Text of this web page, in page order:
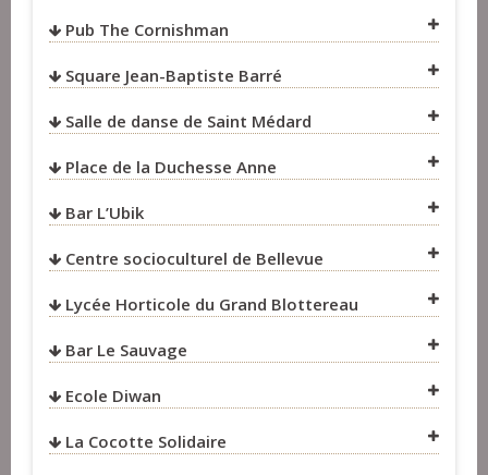
VOIR SUR LA CARTE
Pub The Cornishman
VOIR SUR LA CARTE
Square Jean-Baptiste Barré
VOIR SUR LA CARTE
Salle de danse de Saint Médard
VOIR SUR LA CARTE
Place de la Duchesse Anne
VOIR SUR LA CARTE
Bar L’Ubik
VOIR SUR LA CARTE
Centre socioculturel de Bellevue
VOIR SUR LA CARTE
Lycée Horticole du Grand Blottereau
VOIR SUR LA CARTE
Bar Le Sauvage
VOIR SUR LA CARTE
Ecole Diwan
VOIR SUR LA CARTE
La Cocotte Solidaire